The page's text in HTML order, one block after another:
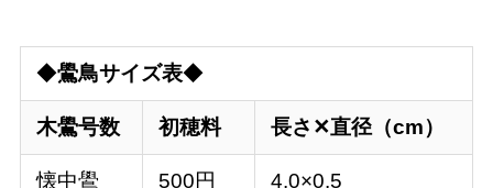
◆鷽鳥サイズ表◆
木鷽号数 初穂料 長さ✕直径（cm）
懐中鷽 500円 4.0×0.5